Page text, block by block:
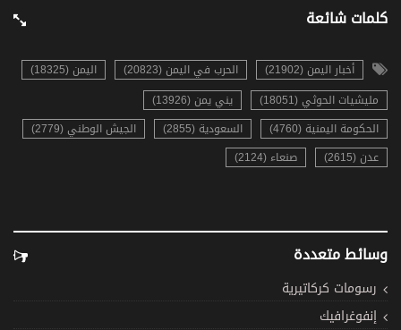
كلمات شائعة
أخبار اليمن (21902) الحرب في اليمن (20823)
اليمن (18325)
مليشيات الحوثي (18051)
يني يمن (13926)
الحكومة اليمنية (4760)
السعودية (2855)
الجيش الوطني (2779)
عدن (2615)
صنعاء (2124)
وسائط متعددة
رسومات كركاتيرية
إنفوغرافيك